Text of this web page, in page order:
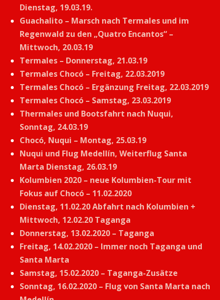
Dienstag, 19.03.19.
Guachalito – Marsch nach Termales und im
Regenwald zu den „Quatro Encantos“ –
Mittwoch, 20.03.19
Termales – Donnerstag, 21.03.19
Termales Chocó – Freitag, 22.03.2019
Termales Chocó – Ergänzung Freitag, 22.03.2019
Termales Chocó – Samstag, 23.03.2019
Thermales und Bootsfahrt nach Nuqui,
Sonntag, 24.03.19
Chocó, Nuqui – Montag, 25.03.19
Nuqui und Flug Medellín, Weiterflug Santa
Marta Dienstag, 26.03.19
Kolumbien 2020 – neue Kolumbien-Tour mit
Fokus auf Chocó – 11.02.2020
Dienstag, 11.02.20 Abfahrt nach Kolumbien +
Mittwoch, 12.02.20 Taganga
Donnerstag, 13.02.2020 – Taganga
Freitag, 14.02.2020 – Immer noch Taganga und
Santa Marta
Samstag, 15.02.2020 – Taganga-Zusätze
Sonntag, 16.02.2020 – Flug von Santa Marta nach